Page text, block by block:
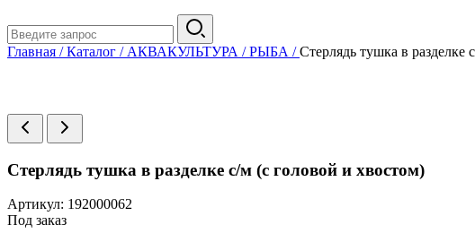
Главная /Каталог / АКВАКУЛЬТУРА /РЫБА /Стерлядь тушка в разделке
Стерлядь тушка в разделке с/м (с головой и хвостом)
Артикул: 192000062
Под заказ